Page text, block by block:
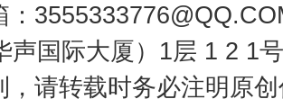
：
声国际大厦）1层 1 2 1
，请转载时务必注明原
窑火 生生不息 一